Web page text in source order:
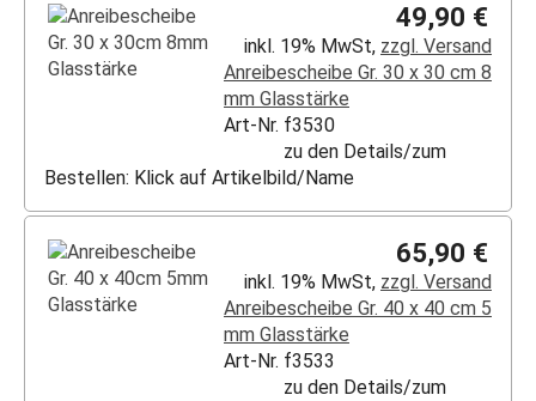
49,90 €
inkl. 19% MwSt, zzgl. Versand
Anreibescheibe Gr. 30 x 30 cm 8
mm Glasstärke
Art-Nr. f3530
zu den Details/zum
Bestellen: Klick auf Artikelbild/Name
65,90 €
inkl. 19% MwSt, zzgl. Versand
Anreibescheibe Gr. 40 x 40 cm 5
mm Glasstärke
Art-Nr. f3533
zu den Details/zum